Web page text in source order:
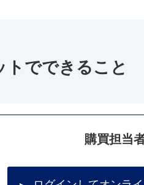
トでできること
購買担当